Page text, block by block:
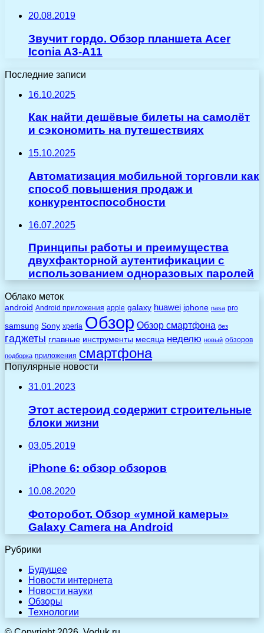
20.08.2019
Звучит гордо. Обзор планшета Acer
Iconia A3-A11
Последние записи
16.10.2025
Как найти дешёвые билеты на самолёт
и сэкономить на путешествиях
15.10.2025
Автоматизация мобильной торговли как
способ повышения продаж и
конкурентоспособности
16.07.2025
Принципы работы и преимущества
двухфакторной аутентификации с
использованием одноразовых паролей
Облако меток
android Android приложения apple galaxy huawei iphone nasa pro
samsung Sony xperia Обзор Обзор смартфона без
гаджеты главные инструменты месяца неделю новый обзоров
подборка приложения смартфона
Популярные новости
31.01.2023
Этот астероид содержит строительные
блоки жизни
03.05.2019
iPhone 6: обзор обзоров
10.08.2020
Фоторобот. Обзор «умной камеры»
Galaxy Camera на Android
Рубрики
Будущее
Новости интернета
Новости науки
Обзоры
Технологии